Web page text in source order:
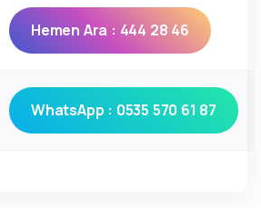
Hemen Ara : 444 28 46
WhatsApp : 0535 570 61 87